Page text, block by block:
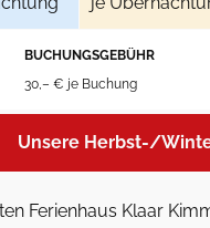
BUCHUNGSGEBÜHR
30,– € je Buchung
Unsere Herbst-/
Ferienhaus Klaar